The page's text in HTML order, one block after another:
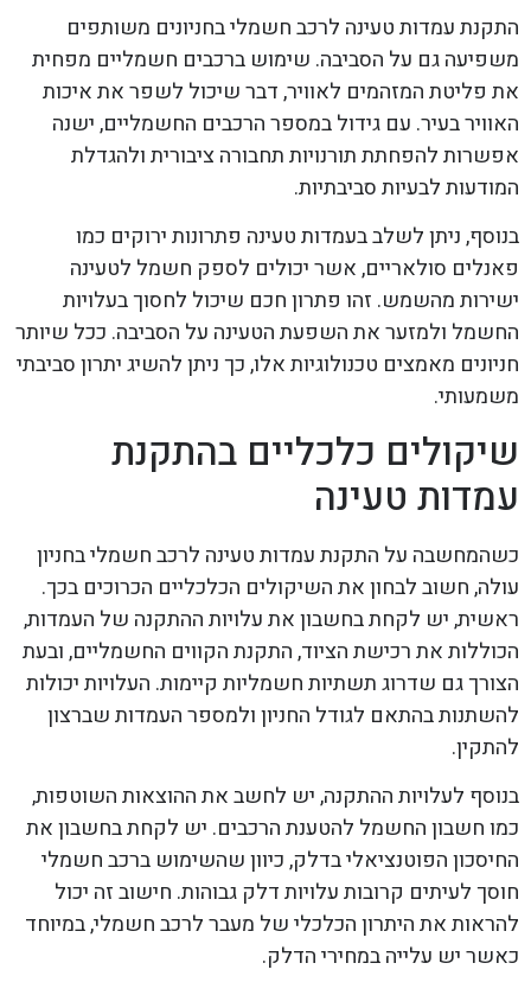
התקנת עמדות טעינה לרכב חשמלי בחניונים משותפים
משפיעה גם על הסביבה. שימוש ברכבים חשמליים מפחית
את פליטת המזהמים לאוויר, דבר שיכול לשפר את איכות
האוויר בעיר. עם גידול במספר הרכבים החשמליים, ישנה
אפשרות להפחתת תורנויות תחבורה ציבורית ולהגדלת
המודעות לבעיות סביבתיות.
בנוסף, ניתן לשלב בעמדות טעינה פתרונות ירוקים כמו
פאנלים סולאריים, אשר יכולים לספק חשמל לטעינה
ישירות מהשמש. זהו פתרון חכם שיכול לחסוך בעלויות
החשמל ולמזער את השפעת הטעינה על הסביבה. ככל שיותר
חניונים מאמצים טכנולוגיות אלו, כך ניתן להשיג יתרון סביבתי
משמעותי.
שיקולים כלכליים בהתקנת
עמדות טעינה
כשהמחשבה על התקנת עמדות טעינה לרכב חשמלי בחניון
עולה, חשוב לבחון את השיקולים הכלכליים הכרוכים בכך.
ראשית, יש לקחת בחשבון את עלויות ההתקנה של העמדות,
הכוללות את רכישת הציוד, התקנת הקווים החשמליים, ובעת
הצורך גם שדרוג תשתיות חשמליות קיימות. העלויות יכולות
להשתנות בהתאם לגודל החניון ולמספר העמדות שברצון
להתקין.
בנוסף לעלויות ההתקנה, יש לחשב את ההוצאות השוטפות,
כמו חשבון החשמל להטענת הרכבים. יש לקחת בחשבון את
החיסכון הפוטנציאלי בדלק, כיוון שהשימוש ברכב חשמלי
חוסך לעיתים קרובות עלויות דלק גבוהות. חישוב זה יכול
להראות את היתרון הכלכלי של מעבר לרכב חשמלי, במיוחד
כאשר יש עלייה במחירי הדלק.